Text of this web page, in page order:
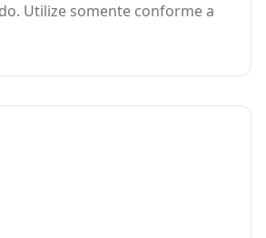
Utilize somente conforme a